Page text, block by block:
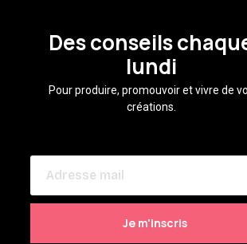
Des conseils
lundi
Pour produire, promouvoir et vivre de
créations.